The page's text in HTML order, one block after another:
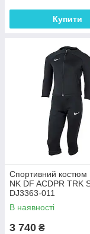
Купити
Спортивний костюм
NK DF ACDPR TRK
DJ3363-011
В наявності
3 740 ₴